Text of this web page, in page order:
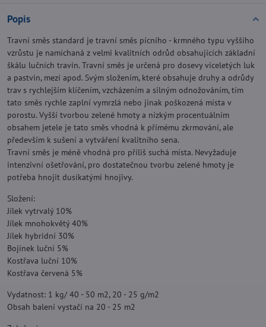
Popis
Travní směs standard je travní směs pícního - krmného typu vyššího
vzrůstu je namíchaná z velmi kvalitních odrůd obsahujících základní
škálu lučních travin. Travní směs je určená pro dosevy víceletých luk
a pastvin, mezí apod. Svým složením, které obsahuje druhy a odrůdy
trav s rychlejším klíčením, vzcházením a silným odnožováním, tím
tato směs rychle zaplní vymrzlá nebo jinak poškozená místa v
porostu. Vyšší tvorbou zelené hmoty a nízkým procentuálním
obsahem jetele je tato směs vhodná k přímému zkrmování, ale
především k sušení a vytváření kvalitního sena.
Travní směs je méně vhodná pro příliš suchá místa. Nevyžaduje
intenzivní ošetřování, pro dostatečnou tvorbu zelené hmoty je
potřeba hnojit dusíkatými hnojivy.
Složení:
Jílek vytrvalý 10%
Jílek mnohokvětý 40%
Jílek hybridní 30%
Bojínek luční 5%
Kostřava luční 10%
Kostřava červená 5%
Vydatnost: 1 kg/ 40 - 50 m2, 20 - 25 g/m2
Obsah balení vystačí na 20 - 25 m2